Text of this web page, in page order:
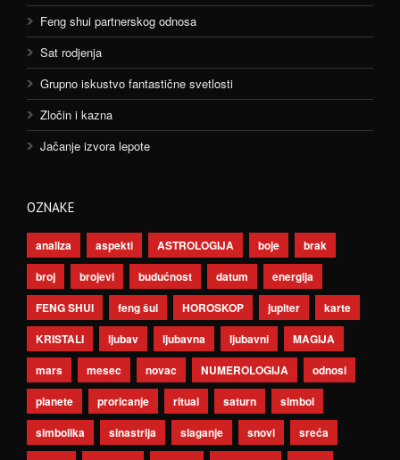
Feng shui partnerskog odnosa
Sat rodjenja
Grupno iskustvo fantastične svetlosti
Zločin i kazna
Jačanje izvora lepote
OZNAKE
analiza aspekti ASTROLOGIJA boje
brak
broj
brojevi budućnost datum
energija
FENG SHUI
feng šui HOROSKOP jupiter
karte
KRISTALI
ljubav ljubavna ljubavni
MAGIJA
mars
mesec novac NUMEROLOGIJA
odnosi
planete
proricanje ritual saturn
simbol
simbolika
sinastrija slaganje snovi
sreća